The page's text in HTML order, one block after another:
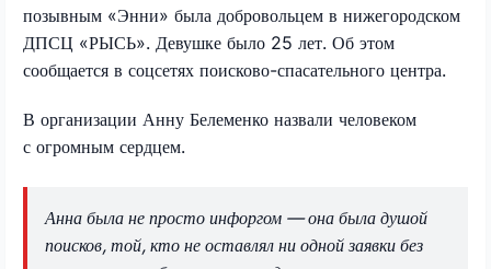
позывным «Энни» была добровольцем в нижегородском
ДПСЦ «РЫСЬ». Девушке было 25 лет. Об этом
сообщается в соцсетях поисково-спасательного центра.
В организации Анну Белеменко назвали человеком
с огромным сердцем.
Анна была не просто инфоргом — она была душой
поисков, той, кто не оставлял ни одной заявки без